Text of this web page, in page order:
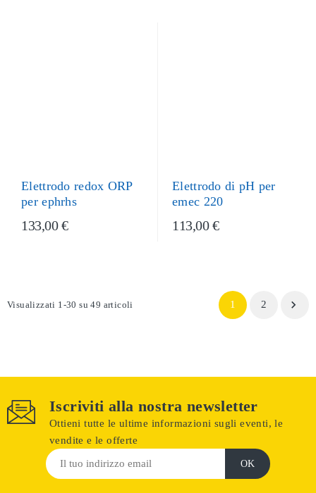
Elettrodo redox ORP
per ephrhs
133,00 €
Elettrodo di pH per
emec 220
113,00 €
Visualizzati 1-30 su 49 articoli 1 2 
Iscriviti alla nostra newsletter
Ottieni tutte le ultime informazioni sugli eventi, le
vendite e le offerte